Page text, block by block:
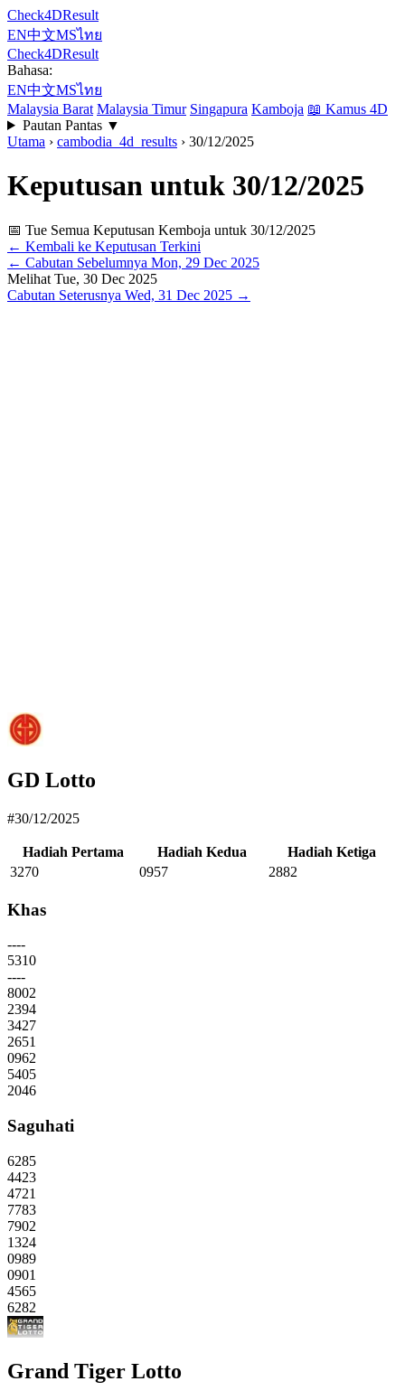
Check4DResult
EN中文MSไทย
Check4DResult
Bahasa:
EN中文MSไทย
Malaysia Barat Malaysia Timur Singapura Kamboja 📖 Kamus 4D
Pautan Pantas ▼
Utama › cambodia_4d_results › 30/12/2025
Keputusan untuk 30/12/2025
📅 Tue Semua Keputusan Kemboja untuk 30/12/2025
← Kembali ke Keputusan Terkini
← Cabutan Sebelumnya Mon, 29 Dec 2025
Melihat Tue, 30 Dec 2025
Cabutan Seterusnya Wed, 31 Dec 2025 →
GD Lotto
#30/12/2025
Hadiah Pertama Hadiah Kedua
Hadiah Ketiga
3270
0957 2882
Khas
----
5310
----
8002
2394
3427
2651
0962
5405
2046
Saguhati
6285
4423
4721
7783
7902
1324
0989
0901
4565
6282
Grand Tiger Lotto